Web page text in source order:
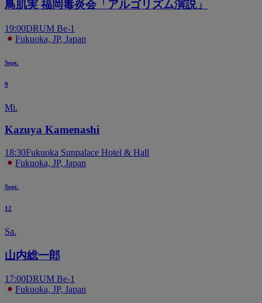
鳥肌実 福岡毒炎会「アルゴリズム演説」
19:00DRUM Be-1
Fukuoka, JP, Japan
Sept.
9
Mi.
Kazuya Kamenashi
18:30Fukuoka Sunpalace Hotel & Hall
Fukuoka, JP, Japan
Sept.
12
Sa.
山内総一郎
17:00DRUM Be-1
Fukuoka, JP, Japan